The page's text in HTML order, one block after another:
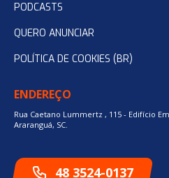
PODCASTS
QUERO ANUNCIAR
POLÍTICA DE COOKIES (BR)
ENDEREÇO
Rua Caetano Lummertz , 115 - Edifício
Araranguá, SC.
48 3524-0137